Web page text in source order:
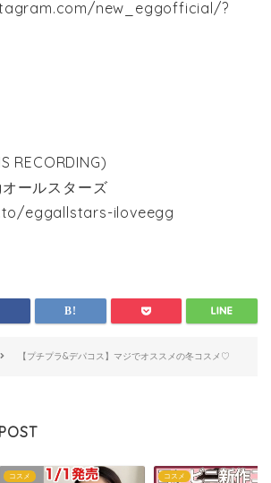
new_eggofficial/?
RECORDING)
ールスターズ
eggallstars-iloveegg
【プチプラ&デパコス】マジでオススメの冬コスメ♡
コスメ コスメ